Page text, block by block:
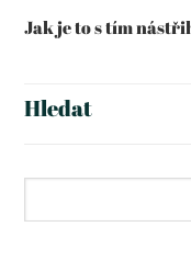
Jak je to s tím
Hledat